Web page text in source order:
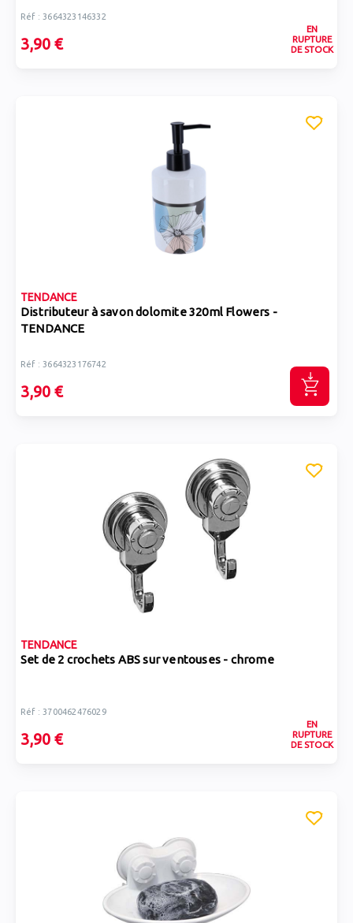
Réf : 3664323146332
3,90 €
EN
RUPTURE
DE STOCK
TENDANCE
Distributeur à savon dolomite 320ml Flowers -
TENDANCE
Réf : 3664323176742
3,90 €
TENDANCE
Set de 2 crochets ABS sur ventouses - chrome
Réf : 3700462476029
3,90 €
EN
RUPTURE
DE STOCK